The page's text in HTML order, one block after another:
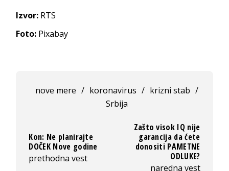
Izvor: RTS
Foto: Pixabay
nove mere / koronavirus / krizni stab /
Srbija
Kon: Ne planirajte
DOČEK Nove godine
prethodna vest
Zašto visok IQ nije
garancija da ćete
donositi PAMETNE
ODLUKE?
naredna vest